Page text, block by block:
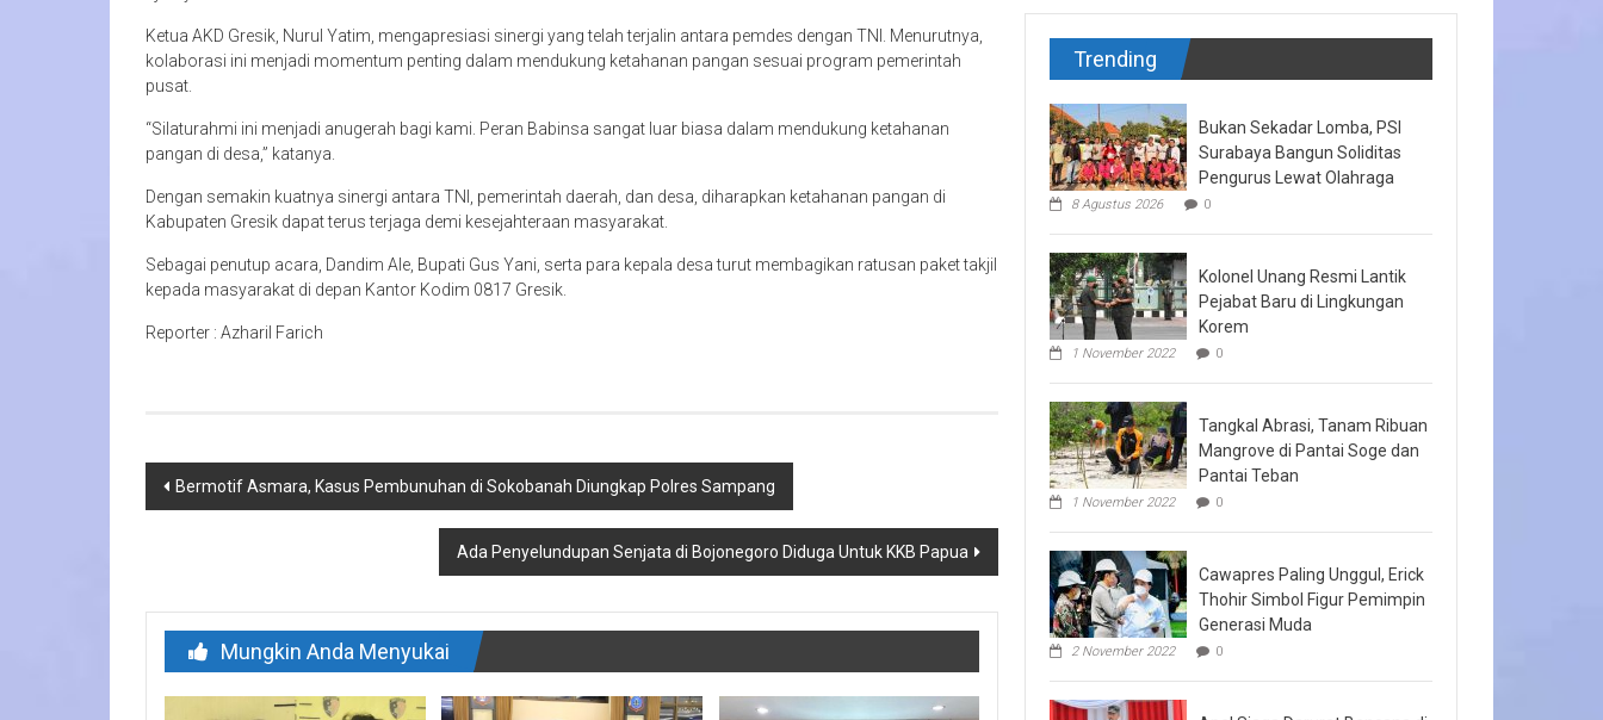
Ketua AKD Gresik, Nurul Yatim, mengapresiasi sinergi yang telah terjalin antara pemdes dengan TNI. Menurutnya,
kolaborasi ini menjadi momentum penting dalam mendukung ketahanan pangan sesuai program pemerintah
pusat.
“Silaturahmi ini menjadi anugerah bagi kami. Peran Babinsa sangat luar biasa dalam mendukung ketahanan
pangan di desa,” katanya.
Dengan semakin kuatnya sinergi antara TNI, pemerintah daerah, dan desa, diharapkan ketahanan pangan di
Kabupaten Gresik dapat terus terjaga demi kesejahteraan masyarakat.
Sebagai penutup acara, Dandim Ale, Bupati Gus Yani, serta para kepala desa turut membagikan ratusan paket takjil
kepada masyarakat di depan Kantor Kodim 0817 Gresik.
Reporter : Azharil Farich
Navigasi
Bermotif Asmara, Kasus Pembunuhan di Sokobanah Diungkap Polres Sampang
Ada Penyelundupan Senjata di Bojonegoro Diduga Untuk KKB Papua
Mungkin Anda Menyukai
Trending
Bukan Sekadar Lomba, PSI
Surabaya Bangun Soliditas
Pengurus Lewat Olahraga
8 Agustus 2026 0
Kolonel Unang Resmi Lantik
Pejabat Baru di Lingkungan
Korem
1 November 2022 0
Tangkal Abrasi, Tanam Ribuan
Mangrove di Pantai Soge dan
Pantai Teban
1 November 2022 0
Cawapres Paling Unggul, Erick
Thohir Simbol Figur Pemimpin
Generasi Muda
2 November 2022 0